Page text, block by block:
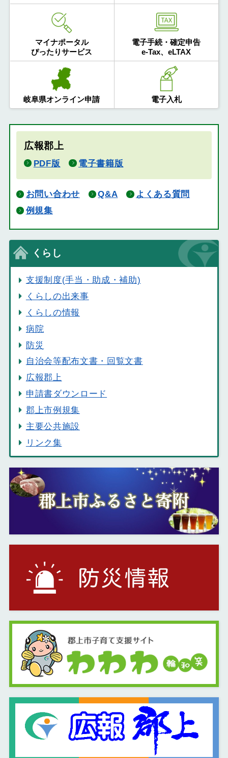
マイナポータル
ぴったりサービス
電子手続・確定申告
e-Tax、eLTAX
岐阜県オンライン申請 電子入札
広報郡上
PDF版 電子書籍版
お問い合わせ Q&A
よくある質問
例規集
くらし
支援制度(手当・助成・補助)
くらしの出来事
くらしの情報
病院
防災
自治会等配布文書・回覧文書
広報郡上
申請書ダウンロード
郡上市例規集
主要公共施設
リンク集